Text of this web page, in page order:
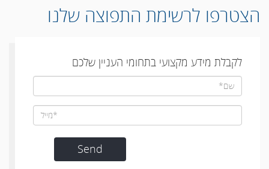
הצטרפו לרשימת התפוצה שלנו
לקבלת מידע מקצועי בתחומי העניין שלכם